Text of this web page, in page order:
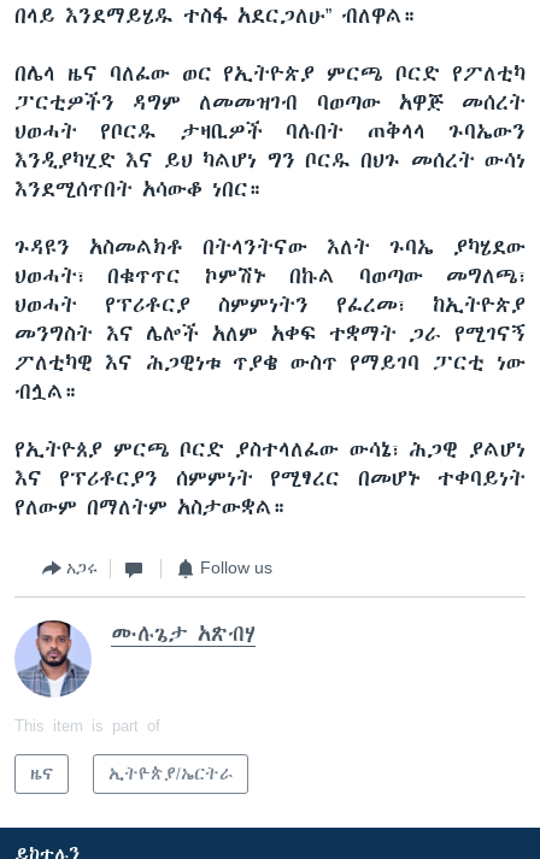
በላይ እንደማይሄዱ ተስፋ አደርጋለሁ” ብለዋል።
በሌላ ዜና ባለፈው ወር የኢትዮጵያ ምርጫ ቦርድ የፖለቲካ
ፓርቲዎችን ዳግም ለመመዝገብ ባወጣው አዋጅ መሰረት
ህወሓት የቦርዱ ታዛቢዎች ባሉበት ጠቅላላ ጉባኤውን
እንዲያካሂድ እና ይህ ካልሆነ ግን ቦርዱ በህጉ መሰረት ውሳነ
እንደሚሰጥበት አሳውቆ ነበር።
ጉዳዩን አስመልክቶ በትላንትናው እለት ጉባኤ ያካሄደው
ህወሓት፣ በቁጥጥር ኮምሽኑ በኩል ባወጣው መግለጫ፣
ህወሓት የፕሪቶርያ ስምምነትን የፈረመ፣ ከኢትዮጵያ
መንግስት እና ሌሎች አለም አቀፍ ተቋማት ጋራ የሚገናኝ
ፖለቲካዊ እና ሕጋዊነቱ ጥያቄ ውስጥ የማይገባ ፓርቲ ነው
ብሏል።
የኢትዮጰያ ምርጫ ቦርድ ያስተላለፈው ውሳኔ፣ ሕጋዊ ያልሆነ
እና የፕሪቶርያን ሰምምነት የሚፃረር በመሆኑ ተቀባይነት
የለውም በማለትም አስታውቋል።
አጋሩ Follow us
ሙሉጌታ አጽብሃ
This item is part of
ዜና ኢትዮጵያ/ኤርትራ
ይከተሉን